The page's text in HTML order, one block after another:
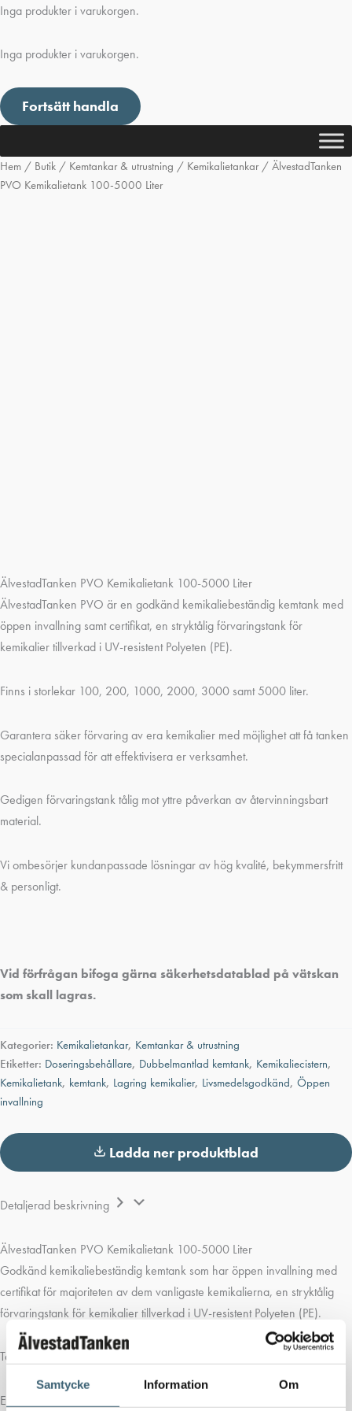
Samtycke Information Om
Inga produkter i varukorgen.
Inga produkter i varukorgen.
Fortsätt handla
Hem / Butik / Kemtankar & utrustning / Kemikalietankar/ ÄlvestadTanken
PVO Kemikalietank 100-5000 Liter
ÄlvestadTanken PVO Kemikalietank 100-5000 Liter
ÄlvestadTanken PVO är en godkänd kemikaliebeständig kemtank med
öppen invallning samt certifikat, en stryktålig förvaringstank för
kemikalier tillverkad i UV-resistent Polyeten (PE).
Finns i storlekar 100, 200, 1000, 2000, 3000 samt 5000 liter.
Garantera säker förvaring av era kemikalier med möjlighet att få tanken
specialanpassad för att effektivisera er verksamhet.
Gedigen förvaringstank tålig mot yttre påverkan av återvinningsbart
material.
Vi ombesörjer kundanpassade lösningar av hög kvalité, bekymmersfritt
& personligt.
Vid förfrågan bifoga gärna säkerhetsdatablad på vätskan
som skall lagras.
Kategorier: Kemikalietankar, Kemtankar & utrustning
Etiketter: Doseringsbehållare, Dubbelmantlad kemtank, Kemikaliecistern,
Kemikalietank, kemtank, Lagring kemikalier, Livsmedelsgodkänd, Öppen
invallning
Ladda ner produktblad
Detaljerad beskrivning
ÄlvestadTanken PVO Kemikalietank 100-5000 Liter
Godkänd kemikaliebeständig kemtank som har öppen invallning med
certifikat för majoriteten av dem vanligaste kemikalierna, en stryktålig
förvaringstank för kemikalier tillverkad i UV-resistent Polyeten (PE).
Tankarna utrustas efter önskemål.
Exempel på utrustning: